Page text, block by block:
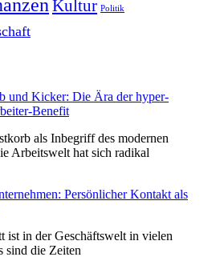
Kultur Politik
und Kicker: Die Ära der hyper-
Benefit
als Inbegriff des modernen
Arbeitswelt hat sich radikal
Persönlicher Kontakt als
ist in der Geschäftswelt in vielen
sind die Zeiten